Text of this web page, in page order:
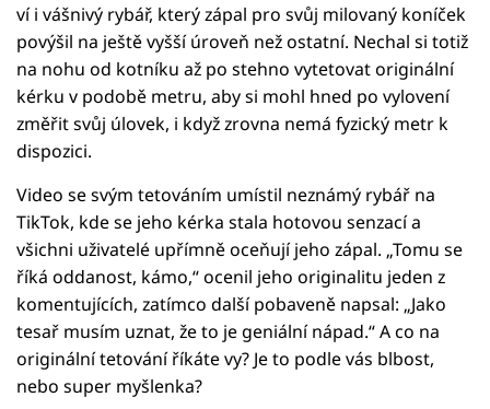
ví i vášnivý rybář, který zápal pro svůj milovaný koníček
povýšil na ještě vyšší úroveň než ostatní. Nechal si totiž
na nohu od kotníku až po stehno vytetovat originální
kérku v podobě metru, aby si mohl hned po vylovení
změřit svůj úlovek, i když zrovna nemá fyzický metr k
dispozici.
Video se svým tetováním umístil neznámý rybář na
TikTok, kde se jeho kérka stala hotovou senzací a
všichni uživatelé upřímně oceňují jeho zápal. „Tomu se
říká oddanost, kámo,“ ocenil jeho originalitu jeden z
komentujících, zatímco další pobaveně napsal: „Jako
tesař musím uznat, že to je geniální nápad.“ A co na
originální tetování říkáte vy? Je to podle vás blbost,
nebo super myšlenka?